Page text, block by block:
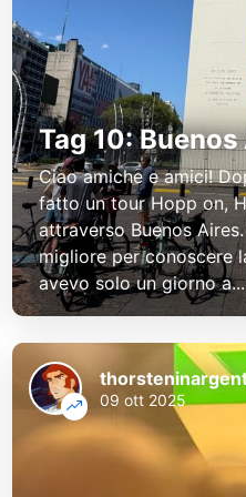
Tag 10:
Ciao amiche e amici!
fatto un tour Hopp on,
attraverso Buenos
migliore per conoscere
avevo solo un giorno a...
09 ott 2025